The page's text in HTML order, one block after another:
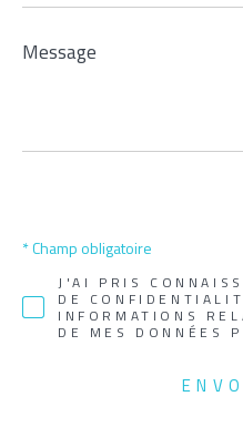
Message
J'AI PRIS
DE
INFORMATIONS
DE MES DONNÉES
* Champ obligatoire